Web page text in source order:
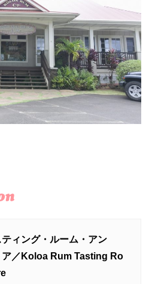
ィング・ルーム・アン
ア／Koloa Rum Tasting Ro